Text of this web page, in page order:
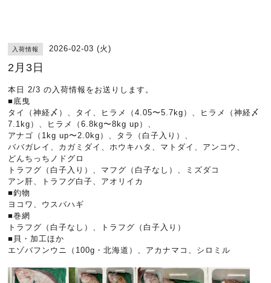
入荷情報 2026-02-03 (火)
2月3日
本日 2/3 の入荷情報をお送りします。
■底曳
タイ（神経〆）、タイ、ヒラメ（4.05〜5.7kg）、ヒラメ（神経〆
7.1kg）、ヒラメ（6.8kg〜8kg up）、
アナゴ（1kg up〜2.0kg）、タラ（白子入り）、
ババガレイ、カガミダイ、ホウキハタ、マトダイ、アンコウ、
どんちっちノドグロ
トラフグ（白子入り）、マフグ（白子なし）、ミズダコ
アン肝、トラフグ白子、アオリイカ
■釣物
ヨコワ、ウスバハギ
■巻網
トラフグ（白子なし）、トラフグ（白子入り）
■貝・加工ほか
エゾバフンウニ（100g・北海道）、アカナマコ、シロミル